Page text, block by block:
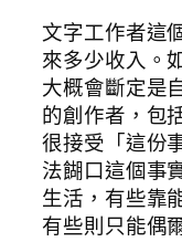
文字工作者這
來多少收入。
大概會斷定是
的創作者，包
很接受「這份
法餬口這個事
生活，有些靠
有些則只能偶